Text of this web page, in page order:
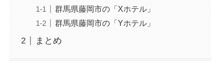
群馬県藤岡市の「Xホテル」
群馬県藤岡市の「Yホテル」
まとめ